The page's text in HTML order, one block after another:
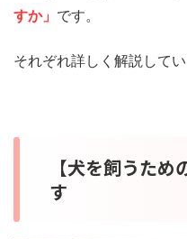
すか」 です。
それぞれ詳しく解説してい
【犬を飼うた
す